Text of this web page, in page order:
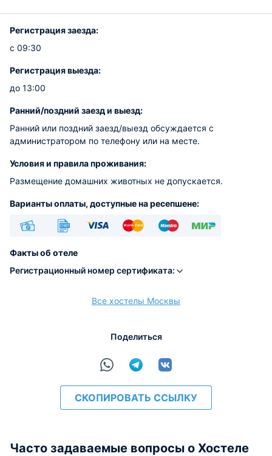
Регистрация заезда:
с 09:30
Регистрация выезда:
до 13:00
Ранний/поздний заезд и выезд:
Ранний или поздний заезд/выезд обсуждается с
администратором по телефону или на месте.
Условия и правила проживания:
Размещение домашних животных не допускается.
Варианты оплаты, доступные на ресепшене:
Факты об отеле
Регистрационный номер сертификата:
Все хостелы Москвы
Поделиться
СКОПИРОВАТЬ ССЫЛКУ
Часто задаваемые вопросы о Хостеле